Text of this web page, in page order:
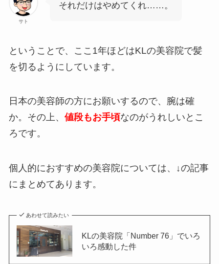
サト
それだけはやめてくれ……。
ということで、ここ1年ほどはKLの美容院で髪
を切るようにしています。
日本の美容師の方にお願いするので、腕は確
か。その上、 値段もお手頃なのがうれしいとこ
ろです。
個人的におすすめの美容院については、↓の記事
にまとめてあります。
あわせて読みたい
KLの美容院「Number 76」でいろ
いろ感動した件